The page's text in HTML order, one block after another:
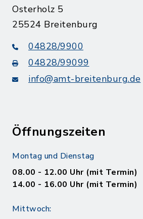
Osterholz 5
25524 Breitenburg
04828/9900
04828/99099
info@amt-breitenburg.de
Öffnungszeiten
Montag und Dienstag
08.00 - 12.00 Uhr (mit Termin)
14.00 - 16.00 Uhr (mit Termin)
Mittwoch: